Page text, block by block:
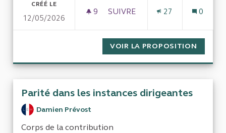
CRÉÉ LE
12/05/2026
9 9 ABONNÉS
SUIVRE
27 0
VOIR LA PROPOSITION
Parité dans les instances dirigeantes
Damien Prévost
Corps de la contribution